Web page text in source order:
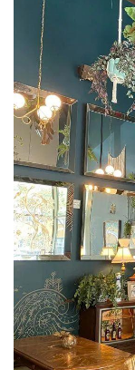
车
地
产
创
业
圈
投
融
资
登录